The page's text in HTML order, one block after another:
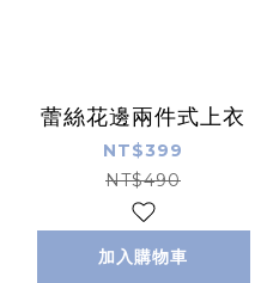
蕾絲花邊兩件式上衣
NT$399
NT$490
加入購物車